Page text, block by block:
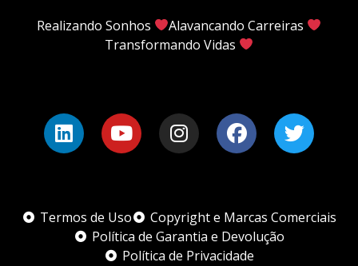
Realizando Sonhos
Alavancando Carreiras
Transformando Vidas
Termos de Uso
Copyright e Marcas Comerciais
Política de Garantia e Devolução
Política de Privacidade